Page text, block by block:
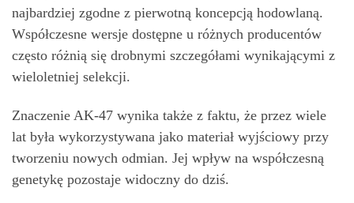
najbardziej zgodne z pierwotną koncepcją hodowlaną.
Współczesne wersje dostępne u różnych producentów
często różnią się drobnymi szczegółami wynikającymi z
wieloletniej selekcji.
Znaczenie AK-47 wynika także z faktu, że przez wiele
lat była wykorzystywana jako materiał wyjściowy przy
tworzeniu nowych odmian. Jej wpływ na współczesną
genetykę pozostaje widoczny do dziś.